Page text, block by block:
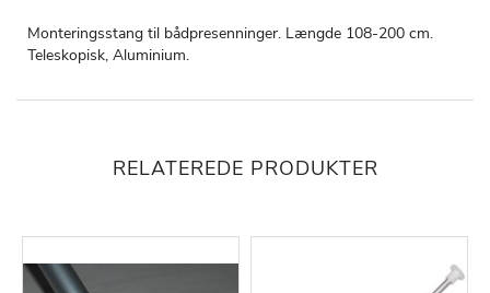
Monteringsstang til bådpresenninger. Længde 108-200 cm.
Teleskopisk, Aluminium.
RELATEREDE PRODUKTER